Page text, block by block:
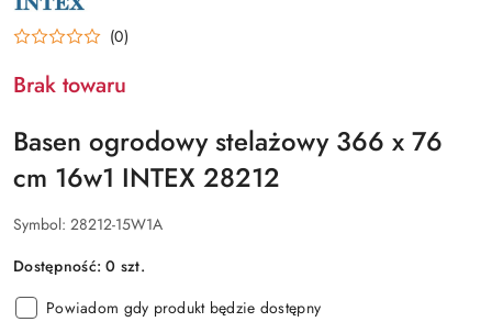
PRODUCENTA:
INTEX (0)
Brak towaru
Basen ogrodowy stelażowy 366 x 76
cm 16w1 INTEX 28212
Symbol: 28212-15W1A
Dostępność:0 szt.
Powiadom gdy produkt będzie dostępny